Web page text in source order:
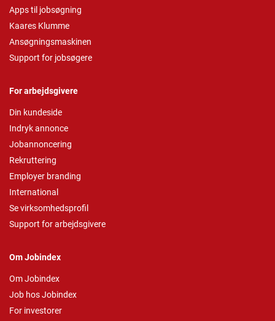
Apps til jobsøgning
Kaares Klumme
Ansøgningsmaskinen
Support for jobsøgere
For arbejdsgivere
Din kundeside
Indryk annonce
Jobannoncering
Rekruttering
Employer branding
International
Se virksomhedsprofil
Support for arbejdsgivere
Om Jobindex
Om Jobindex
Job hos Jobindex
For investorer